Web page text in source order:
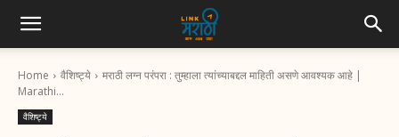
Home वैशिष्ट्ये
मराठी लग्न परंपरा : तुम्हाला त्यांच्याबद्दल माहिती असणे आवश्यक आहे |
Marathi...
वैशिष्ट्ये